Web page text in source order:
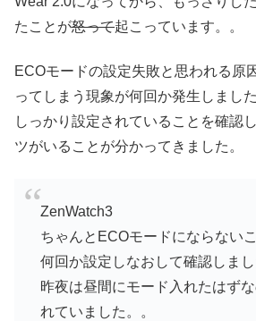
たことが怒って起こっています。。
ECOモードの設定失敗と思われる原
ってしまう現象が何回か発生しました
しっかり設定されていることを確認
ツがいることが分かってきました。
ZenWatch3
ちゃんとECOモードにならない
何回か設定しなおして確認しまし
昨夜は昼間にモード入れたはず
れていました。。